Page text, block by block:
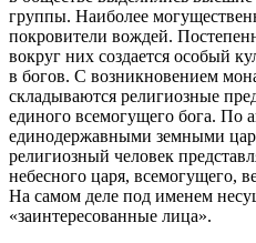
группы. Наиболее
покровители вождей.
вокруг них создается особый
в богов. С возникновением
складываются религиозные
единого всемогущего бога. По
единодержавными земными
религиозный человек
небесного царя, всемогущего,
На самом деле под именем
«заинтересованные лица».